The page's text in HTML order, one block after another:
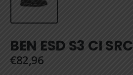
BEN ESD S3 CI SRC
€82,96